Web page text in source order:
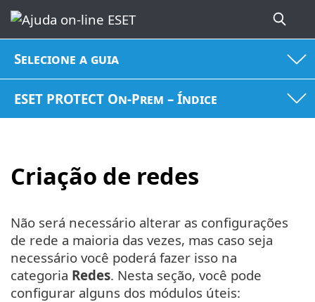
Selecione a guia
ESET PROTECT On-Prem – Índice
Criação de redes
Não será necessário alterar as configurações
de rede a maioria das vezes, mas caso seja
necessário você poderá fazer isso na
categoria Redes. Nesta seção, você pode
configurar alguns dos módulos úteis: